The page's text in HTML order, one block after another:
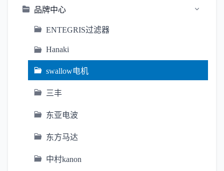
品牌中心
ENTEGRIS过滤器
Hanaki
swallow电机
三丰
东亚电波
东方马达
中村kanon